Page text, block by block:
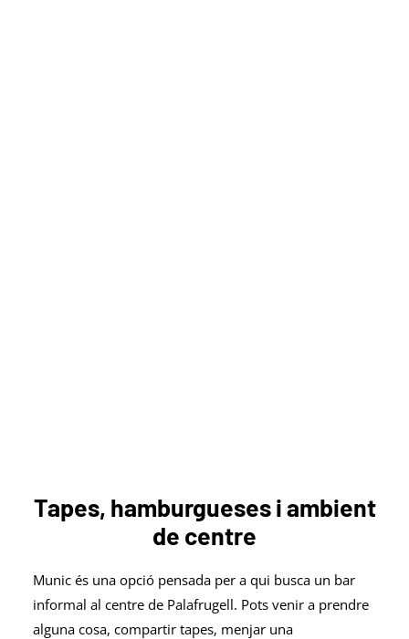
Tapes, hamburgueses i ambient
de centre
Munic és una opció pensada per a qui busca un bar
informal al centre de Palafrugell. Pots venir a prendre
alguna cosa, compartir tapes, menjar una